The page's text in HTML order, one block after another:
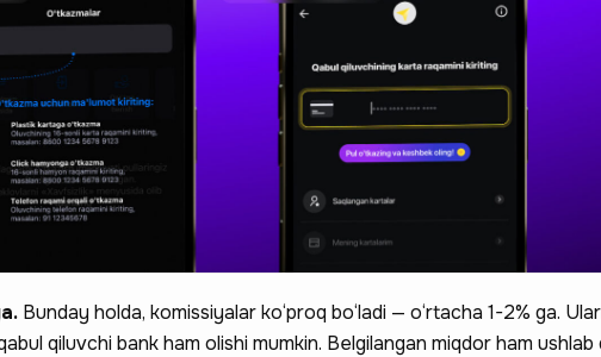
Bunday holda, komissiyalar ko‘proq bo‘ladi — o‘rtacha 1-2% ga.
qiluvchi bank ham olishi mumkin. Belgilangan miqdor ham ushlab